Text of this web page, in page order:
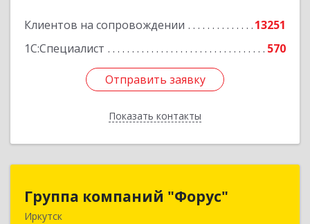
Клиентов на сопровождении
13251
1С:Специалист
570
Отправить заявку
Показать контакты
Отправить заявку
Назад
Группа компаний "Форус"
Иркутск
Группа компаний "Форус"
664007, Иркутская обл, Иркутск г, Ямская ул,